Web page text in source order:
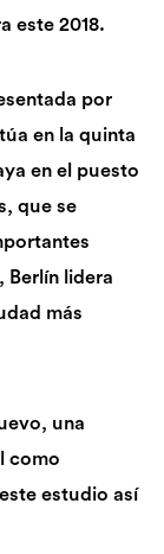
este 2018.
por
en la quinta
en el puesto
que se
Berlín lidera
más
una
como
estudio así